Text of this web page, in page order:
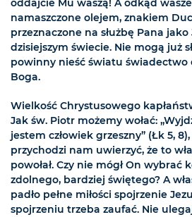
oddajcie Mu waszą! A odkąd
namaszczone olejem, znakiem
przeznaczone na służbę Pana
dzisiejszym świecie. Nie mogą już
powinny nieść światu świadectwo
Boga.
Wielkość Chrystusowego
Jak św. Piotr możemy wołać:
jestem człowiek grzeszny” (Łk 5,
przychodzi nam uwierzyć, że to
powołał. Czy nie mógł On
zdolnego, bardziej świętego? A
padło pełne miłości spojrzenie
spojrzeniu trzeba zaufać. Nie